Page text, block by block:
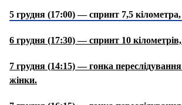
5 грудня (17:00) — спринт 7,5
6 грудня (17:30) — спринт 10
7 грудня (14:15) — гонка переслідування
жінки.